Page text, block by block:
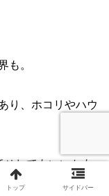
も。
り、ホコリやハウ
せしてもいいかも
トップ サイドバー